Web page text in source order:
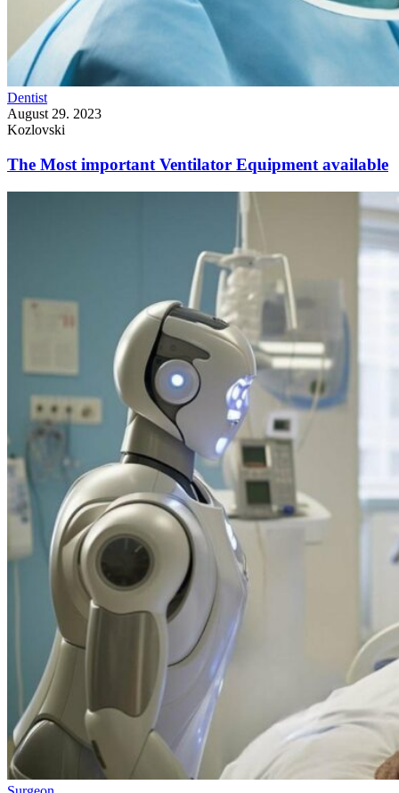
Dentist
August 29. 2023
Kozlovski
The Most important Ventilator Equipment available